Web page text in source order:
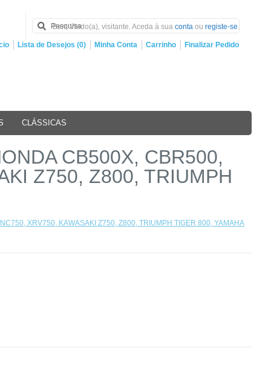
Bem Vindo(a), visitante. Aceda à sua conta ou registe-se.
Lista de Desejos (0) Minha Conta Carrinho Finalizar Pedido
CLÁSSICAS
CB500X, CBR500,
Z750, Z800, TRIUMPH
XRV750, KAWASAKI Z750, Z800, TRIUMPH TIGER 800, YAMAHA